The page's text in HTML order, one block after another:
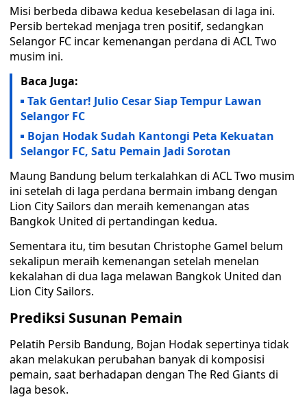
Misi berbeda dibawa kedua kesebelasan di laga ini.
Persib bertekad menjaga tren positif, sedangkan
Selangor FC incar kemenangan perdana di ACL Two
musim ini.
Baca Juga:
Tak Gentar! Julio Cesar Siap Tempur Lawan
Selangor FC
Bojan Hodak Sudah Kantongi Peta Kekuatan
Selangor FC, Satu Pemain Jadi Sorotan
Maung Bandung belum terkalahkan di ACL Two musim
ini setelah di laga perdana bermain imbang dengan
Lion City Sailors dan meraih kemenangan atas
Bangkok United di pertandingan kedua.
Sementara itu, tim besutan Christophe Gamel belum
sekalipun meraih kemenangan setelah menelan
kekalahan di dua laga melawan Bangkok United dan
Lion City Sailors.
Prediksi Susunan Pemain
Pelatih Persib Bandung, Bojan Hodak sepertinya tidak
akan melakukan perubahan banyak di komposisi
pemain, saat berhadapan dengan The Red Giants di
laga besok.